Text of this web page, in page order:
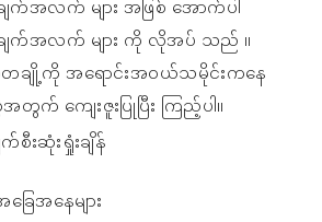
အလက် များ အဖြစ် အောက်ပါ
က်အလက် များ ကို လိုအပ် သည် ။
တချို့ကို အရောင်းအဝယ်သမိုင်းကနေ
ကျေးဇူးပြုပြီး ကြည့်ပါ။
စီးဆုံးရှုံးချိန်
ြေအနေများ